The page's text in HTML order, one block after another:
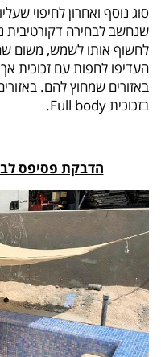
סוג נוסף ואחרון לחיפוי
שנחשב לבחירה
לחשוף אותו לשמש, משום
העדיפו לחפות עם זכוכית
באזורים שמחוץ להם.
בזכוכית Full body.
הדבקת פסיפס